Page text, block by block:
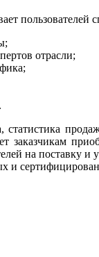
пользователей
отрасли;
;
статистика
заказчикам
на поставку и
и